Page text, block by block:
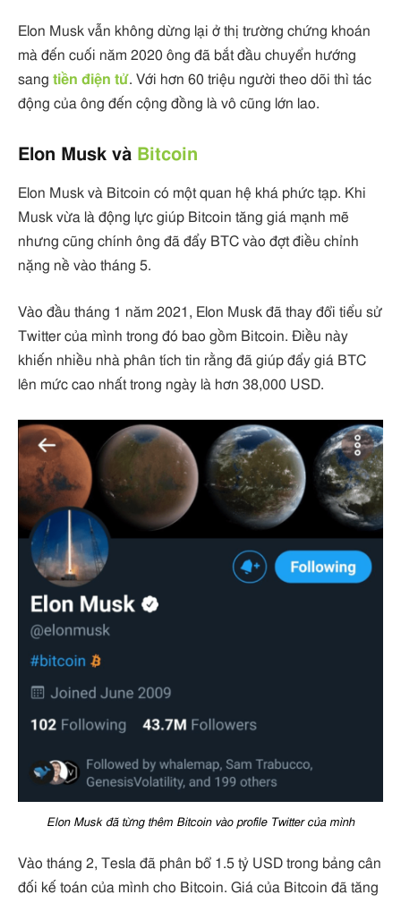
Elon Musk vẫn không dừng lại ở thị trường chứng khoán
mà đến cuối năm 2020 ông đã bắt đầu chuyển hướng
sang tiền điện tử. Với hơn 60 triệu người theo dõi thì tác
động của ông đến cộng đồng là vô cũng lớn lao.
Elon Musk và Bitcoin
Elon Musk và Bitcoin có một quan hệ khá phức tạp. Khi
Musk vừa là động lực giúp Bitcoin tăng giá mạnh mẽ
nhưng cũng chính ông đã đẩy BTC vào đợt điều chỉnh
nặng nề vào tháng 5.
Vào đầu tháng 1 năm 2021, Elon Musk đã thay đổi tiểu sử
Twitter của mình trong đó bao gồm Bitcoin. Điều này
khiến nhiều nhà phân tích tin rằng đã giúp đẩy giá BTC
lên mức cao nhất trong ngày là hơn 38,000 USD.
Elon Musk đã từng thêm Bitcoin vào profile Twitter của mình
Vào tháng 2, Tesla đã phân bổ 1.5 tỷ USD trong bảng cân
đối kế toán của mình cho Bitcoin. Giá của Bitcoin đã tăng